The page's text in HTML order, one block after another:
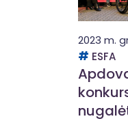
2023 m.
ESFA